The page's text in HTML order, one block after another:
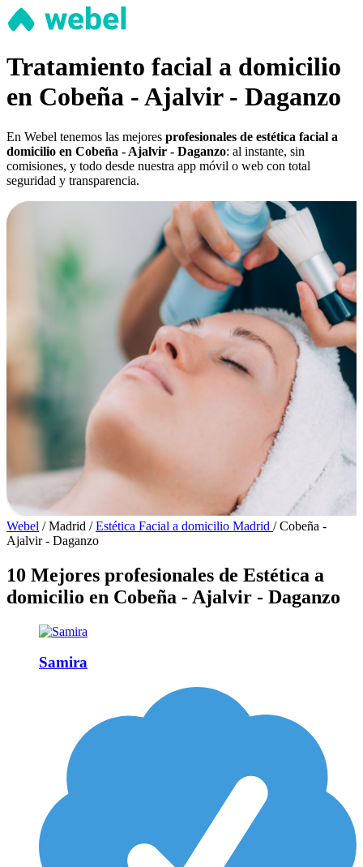
Tratamiento facial a domicilio
en Cobeña - Ajalvir - Daganzo
En Webel tenemos las mejores profesionales de estética facial a
domicilio en Cobeña - Ajalvir - Daganzo: al instante, sin
comisiones, y todo desde nuestra app móvil o web con total
seguridad y transparencia.
Webel / Madrid / Estética Facial a domicilio Madrid / Cobeña -
Ajalvir - Daganzo
10 Mejores profesionales de Estética a
domicilio en Cobeña - Ajalvir - Daganzo
Samira